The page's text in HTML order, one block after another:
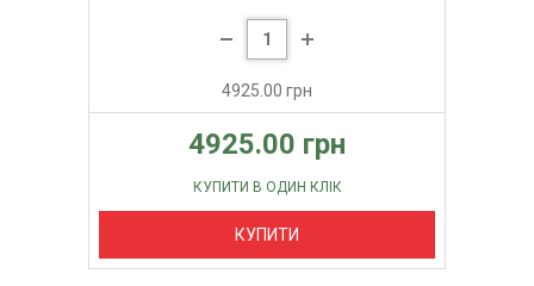
4925.00 грн
4925.00 грн
КУПИТИ В ОДИН КЛІК
КУПИТИ